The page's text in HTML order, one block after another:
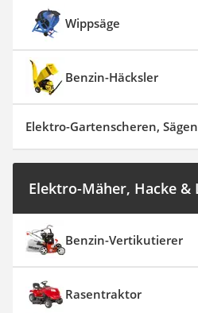
Wippsäge
Benzin-Häcksler
Elektro-Gartenscheren,
Elektro-Mäher, Hacke &
Benzin-Vertikutierer
Rasentraktor